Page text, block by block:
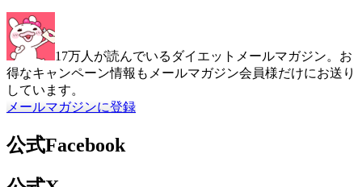
17万人が読んでいるダイエットメールマガジン。お
得なキャンペーン情報もメールマガジン会員様だけにお送り
しています。
メールマガジンに登録
公式Facebook